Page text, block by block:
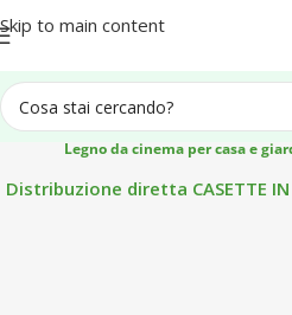
Skip to main content
Legno da cinema per casa e
Distribuzione diretta CASETTE